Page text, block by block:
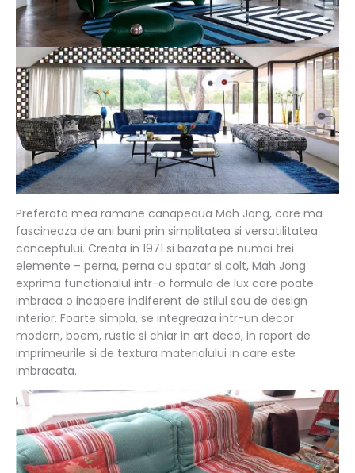
Preferata mea ramane canapeaua Mah Jong, care ma
fascineaza de ani buni prin simplitatea si versatilitatea
conceptului. Creata in 1971 si bazata pe numai trei
elemente – perna, perna cu spatar si colt, Mah Jong
exprima functionalul intr-o formula de lux care poate
imbraca o incapere indiferent de stilul sau de design
interior. Foarte simpla, se integreaza intr-un decor
modern, boem, rustic si chiar in art deco, in raport de
imprimeurile si de textura materialului in care este
imbracata.